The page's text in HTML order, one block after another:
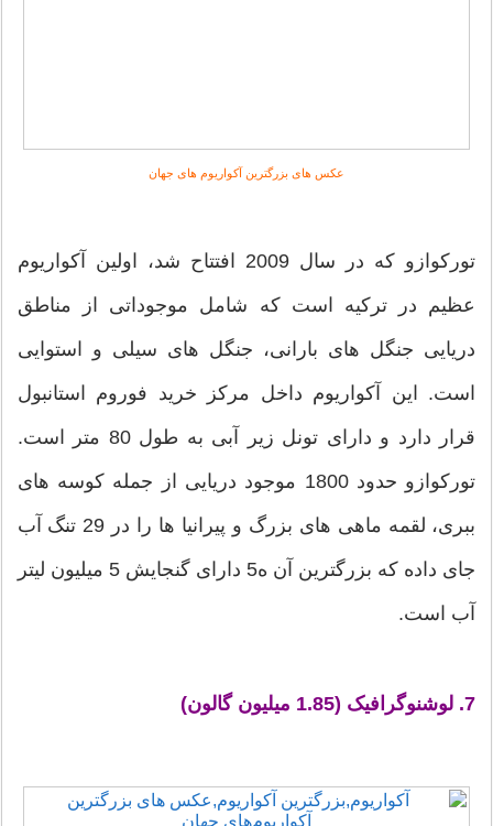
عکس های بزرگترین آکواریوم های جهان
تورکوازو که در سال 2009 افتتاح شد، اولین آکواریوم
عظیم در ترکیه است که شامل موجوداتی از مناطق
دریایی جنگل های بارانی، جنگل های سیلی و استوایی
است. این آکواریوم داخل مرکز خرید فوروم استانبول
قرار دارد و دارای تونل زیر آبی به طول 80 متر است.
تورکوازو حدود 1800 موجود دریایی از جمله کوسه های
ببری، لقمه ماهی های بزرگ و پیرانیا ها را در 29 تنگ آب
جای داده که بزرگترین آن ه5 دارای گنجایش 5 میلیون لیتر
آب است.
7. لوشنوگرافیک (1.85 میلیون گالون)